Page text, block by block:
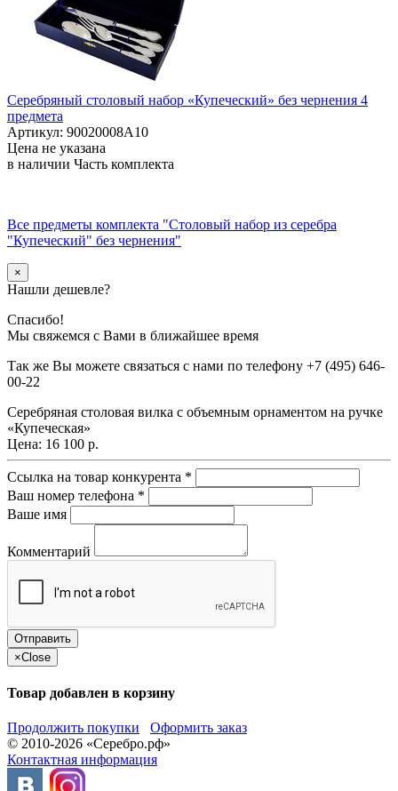
Серебряный столовый набор «Купеческий» без чернения 4
предмета
Артикул: 90020008А10
Цена не указана
в наличии Часть комплекта
Все предметы комплекта "Столовый набор из серебра
"Купеческий" без чернения"
×
Нашли дешевле?
Спасибо!
Мы свяжемся с Вами в ближайшее время
Так же Вы можете связаться с нами по телефону +7 (495) 646-
00-22
Серебряная столовая вилка с объемным орнаментом на ручке
«Купеческая»
Цена: 16 100 р.
Ссылка на товар конкурента *
Ваш номер телефона *
Ваше имя
Комментарий
×Close
Товар добавлен в корзину
Продолжить покупки
Оформить заказ
© 2010-2026 «Серебро.рф»
Контактная информация